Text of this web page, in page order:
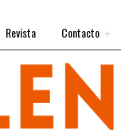
Revista Contacto